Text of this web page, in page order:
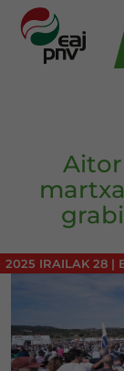
Aitor
2025 IRAILAK 28 |